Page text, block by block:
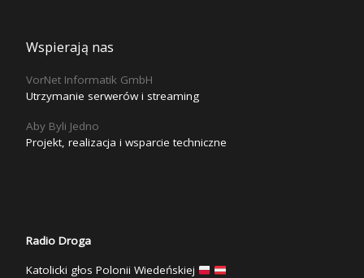
Wspierają nas
VorNet Informatik GmbH
Utrzymanie serwerów i streaming
Aby Byli Jedno
Projekt, realizacja i wsparcie techniczne
Radio Droga
Katolicki głos Polonii Wiedeńskiej